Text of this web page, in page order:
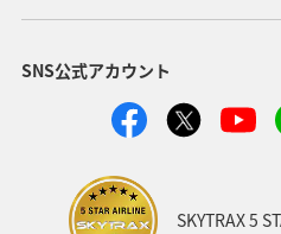
SNS公式アカウント
SKYTRAX 5